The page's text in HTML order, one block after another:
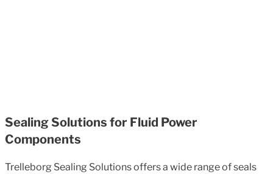
Sealing Solutions for Fluid Power
Components
Trelleborg Sealing Solutions offers a wide range of seals